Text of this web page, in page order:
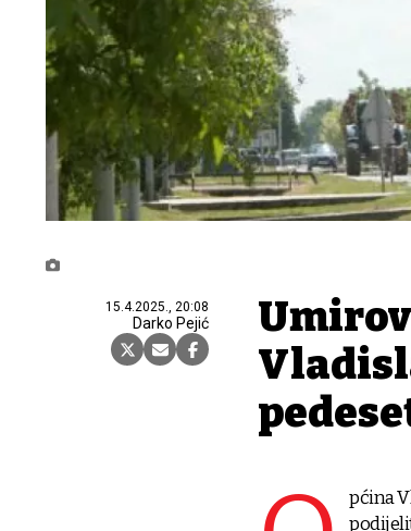
15.4.2025., 20:08
Darko Pejić
pćina